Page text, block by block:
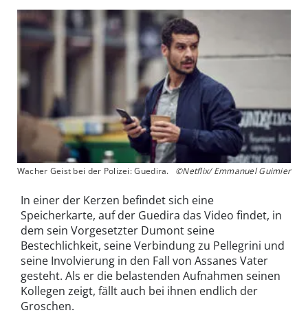
Wacher Geist bei der Polizei: Guedira. ©Netflix/ Emmanuel Guimier
In einer der Kerzen befindet sich eine
Speicherkarte, auf der Guedira das Video findet, in
dem sein Vorgesetzter Dumont seine
Bestechlichkeit, seine Verbindung zu Pellegrini und
seine Involvierung in den Fall von Assanes Vater
gesteht. Als er die belastenden Aufnahmen seinen
Kollegen zeigt, fällt auch bei ihnen endlich der
Groschen.